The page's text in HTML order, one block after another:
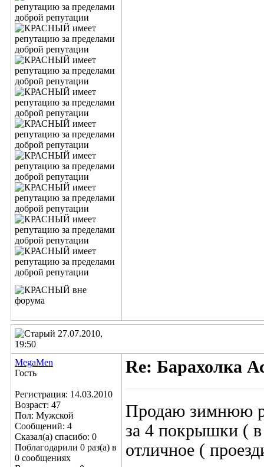
27.07.2010,
19:50
MegaMеn
Гость
Регистрация: 14.03.2010
Возраст: 47
Пол: Мужской
Сообщений: 4
Сказал(а) спасибо: 0
Поблагодарили 0 раз(а) в
0 сообщениях
Re: Барахолка
Продаю зимнюю
за 4 покрышки ( в
отличное (